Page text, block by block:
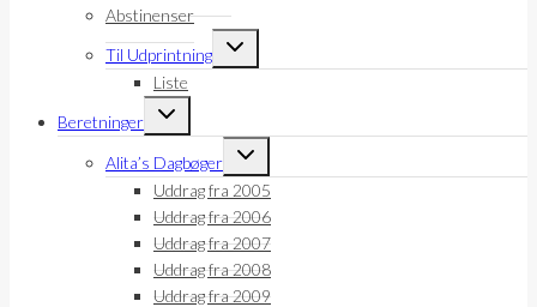
Abstinenser
Til Udprintning
Skift
undermenu
Liste
Beretninger
Skift
undermenu
Alita’s Dagbøger
Skift
undermenu
Uddrag fra 2005
Uddrag fra 2006
Uddrag fra 2007
Uddrag fra 2008
Uddrag fra 2009